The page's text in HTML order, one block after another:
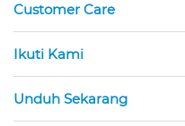
Customer Care
Ikuti Kami
Unduh Sekarang